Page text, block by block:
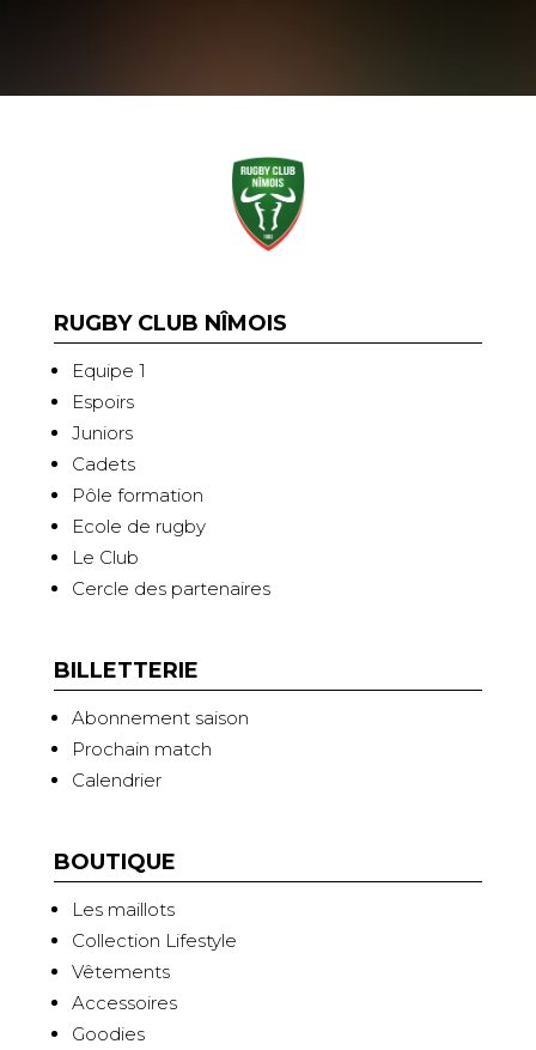
RUGBY CLUB NÎMOIS
Equipe 1
Espoirs
Juniors
Cadets
Pôle formation
Ecole de rugby
Le Club
Cercle des partenaires
BILLETTERIE
Abonnement saison
Prochain match
Calendrier
BOUTIQUE
Les maillots
Collection Lifestyle
Vêtements
Accessoires
Goodies